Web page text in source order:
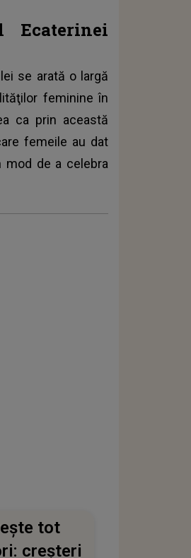
se arată o largă
feminine în
ca prin această
femeile au dat
mod de a celebra
tot
creșteri